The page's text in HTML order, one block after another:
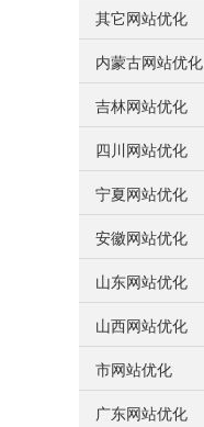
其它网站优化
内蒙古网站优化
吉林网站优化
四川网站优化
宁夏网站优化
安徽网站优化
山东网站优化
山西网站优化
市网站优化
广东网站优化